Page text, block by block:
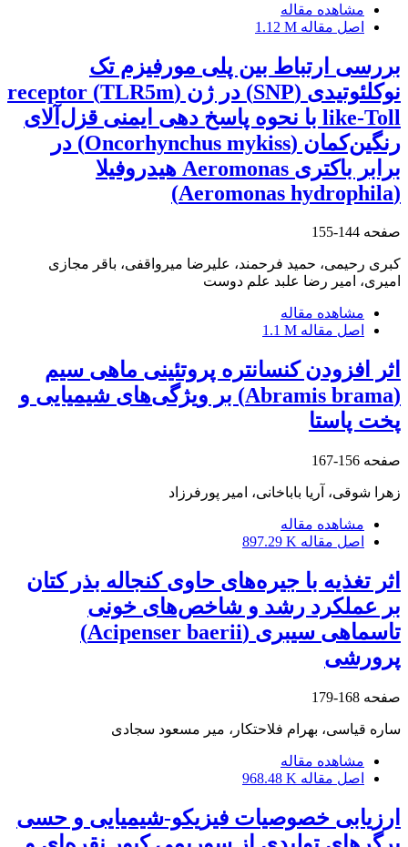
مشاهده مقاله
اصل مقاله 1.12 M
بررسی ارتباط بین پلی مورفیزم تک
نوکلئوتیدی (SNP) در ژن (TLR5m) receptor
like-Toll با نحوه پاسخ دهی ایمنی قزل‌آلای
رنگین‌کمان (Oncorhynchus mykiss) در
برابر باکتری Aeromonas هیدروفیلا
(Aeromonas hydrophila)
صفحه 144-155
کبری رحیمی، حمید فرحمند، علیرضا میرواقفی، باقر مجازی
امیری، امیر رضا علبد علم دوست
مشاهده مقاله
اصل مقاله 1.1 M
اثر افزودن کنسانتره‌ پروتئینی ماهی سیم
(Abramis brama) بر ویژگی‌های شیمیایی و
پخت پاستا
صفحه 156-167
زهرا شوقی، آریا باباخانی، امیر پورفرزاد
مشاهده مقاله
اصل مقاله 897.29 K
اثر تغذیه با جیره‌های حاوی کنجاله بذر کتان
بر عملکرد رشد و شاخص‌های خونی
تاسماهی سیبری (Acipenser baerii)
پرورشی
صفحه 168-179
ساره قیاسی، بهرام فلاحتکار، میر مسعود سجادی
مشاهده مقاله
اصل مقاله 968.48 K
ارزیابی خصوصیات فیزیکو-شیمیایی و حسی